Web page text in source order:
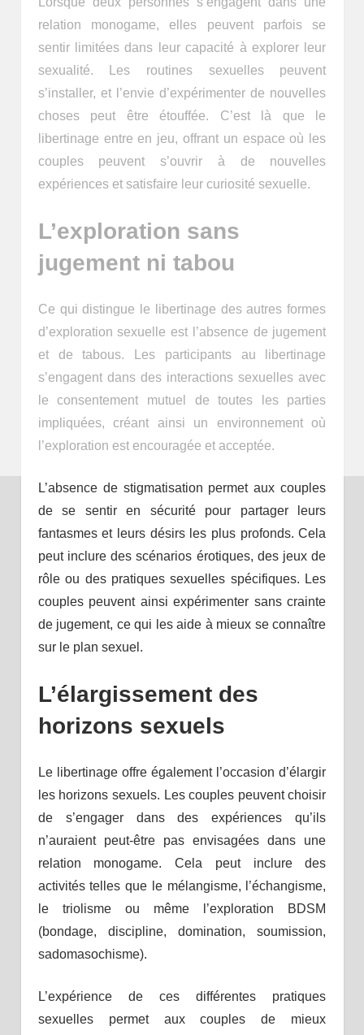
relation monogame, elles peuvent parfois se
sentir limitées dans leur capacité à explorer leur
sexualité. Les routines sexuelles peuvent
s’installer, et l’envie d’expérimenter de nouvelles
choses peut être étouffée. C’est là que le
libertinage entre en jeu, offrant un espace où les
couples peuvent s’ouvrir à de nouvelles
expériences et satisfaire leur curiosité sexuelle.
L’exploration sans
jugement ni tabou
Ce qui distingue le libertinage des autres formes
d’exploration sexuelle est l’absence de jugement
et de tabous. Les participants au libertinage
s’engagent dans des interactions sexuelles avec
le consentement mutuel de toutes les parties
impliquées, créant ainsi un environnement où
l’exploration est encouragée et acceptée.
L’absence de stigmatisation permet aux couples
de se sentir en sécurité pour partager leurs
fantasmes et leurs désirs les plus profonds. Cela
peut inclure des scénarios érotiques, des jeux de
rôle ou des pratiques sexuelles spécifiques. Les
couples peuvent ainsi expérimenter sans crainte
de jugement, ce qui les aide à mieux se connaître
sur le plan sexuel.
L’élargissement des
horizons sexuels
Le libertinage offre également l’occasion d’élargir
les horizons sexuels. Les couples peuvent choisir
de s’engager dans des expériences qu’ils
n’auraient peut-être pas envisagées dans une
relation monogame. Cela peut inclure des
activités telles que le mélangisme, l’échangisme,
le triolisme ou même l’exploration BDSM
(bondage, discipline, domination, soumission,
sadomasochisme).
L’expérience de ces différentes pratiques
sexuelles permet aux couples de mieux